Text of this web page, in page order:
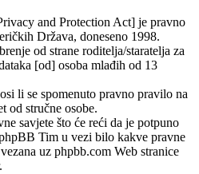
and Protection Act] je pravno
Država, doneseno 1998.
od strane roditelja/staratelja za
[od] osoba mlađih od 13
li se spomenuto pravno pravilo na
od stručne osobe.
savjete što će reći da je potpuno
Tim u vezi bilo kakve pravne
uz phpbb.com Web stranice